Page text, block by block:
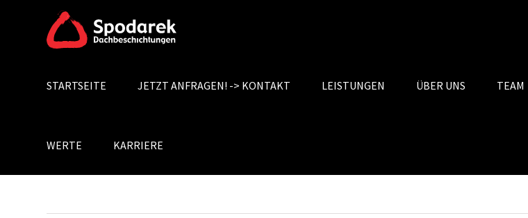
Search
STARTSEITE JETZT ANFRAGEN! -> KONTAKT LEISTUNGEN ÜBER UNS TEAM
WERTE KARRIERE